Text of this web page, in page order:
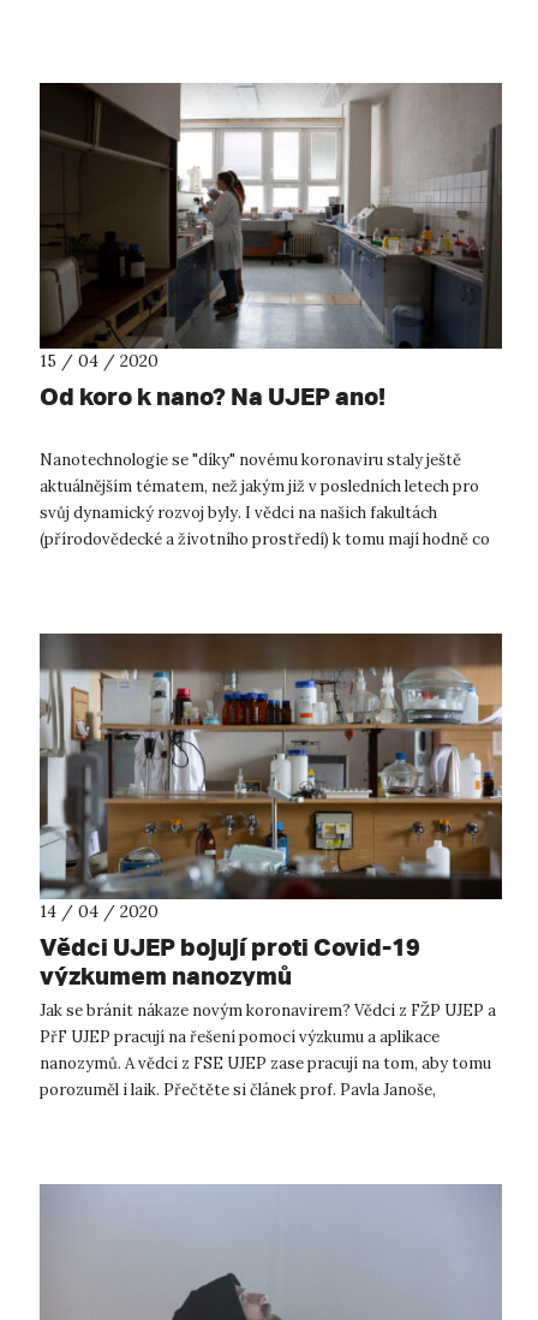
15 / 04 / 2020
Od koro k nano? Na UJEP ano!
Nanotechnologie se "díky" novému koronaviru staly ještě
aktuálnějším tématem, než jakým již v posledních letech pro
svůj dynamický rozvoj byly. I vědci na našich fakultách
(přírodovědecké a životního prostředí) k tomu mají hodně co
14 / 04 / 2020
Vědci UJEP bojují proti Covid-19
výzkumem nanozymů
Jak se bránit nákaze novým koronavirem? Vědci z FŽP UJEP a
PřF UJEP pracují na řešení pomocí výzkumu a aplikace
nanozymů. A vědci z FSE UJEP zase pracují na tom, aby tomu
porozuměl i laik. Přečtěte si článek prof. Pavla Janoše,